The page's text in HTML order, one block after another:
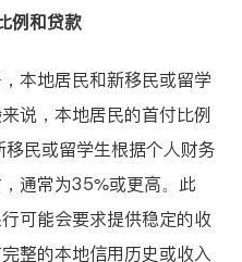
例和贷款
本地居民和新移民或留学
说，本地居民的首付比例
民或留学生根据个人财务
通常为35%或更高。此
可能会要求提供稳定的收
整的本地信用历史或收入